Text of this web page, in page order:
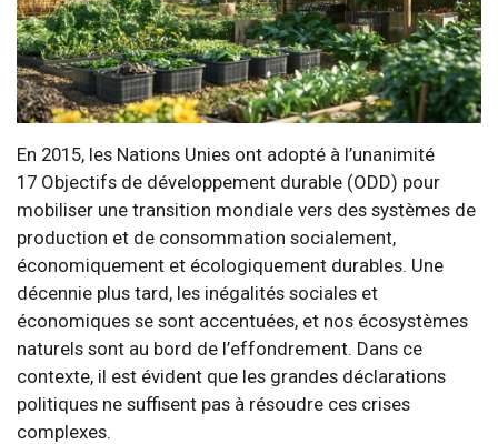
En 2015, les Nations Unies ont adopté à l’unanimité
17 Objectifs de développement durable (ODD) pour
mobiliser une transition mondiale vers des systèmes de
production et de consommation socialement,
économiquement et écologiquement durables. Une
décennie plus tard, les inégalités sociales et
économiques se sont accentuées, et nos écosystèmes
naturels sont au bord de l’effondrement. Dans ce
contexte, il est évident que les grandes déclarations
politiques ne suffisent pas à résoudre ces crises
complexes.